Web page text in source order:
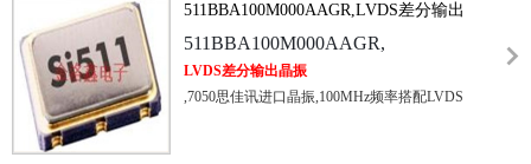
511BBA100M000AAGR,LVDS差分输出
晶振,7050思佳讯进口晶振
511BBA100M000AAGR,
LVDS差分输出晶振
,7050思佳讯进口晶振,100MHz频率搭配LVDS